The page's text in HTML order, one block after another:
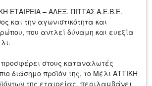
ΕΤΑΙΡΕΙΑ – ΑΛΕΞ. ΠΙΤΤΑΣ Α.Ε.Β.Ε.
και την αγωνιστικότητα και
που αντλεί δύναμη και ευεξία
στους καταναλωτές
διάσημο προϊόν της, το Μέλι ΑΤΤΙΚΗ
της εταιρείας, περιλαμβάνει